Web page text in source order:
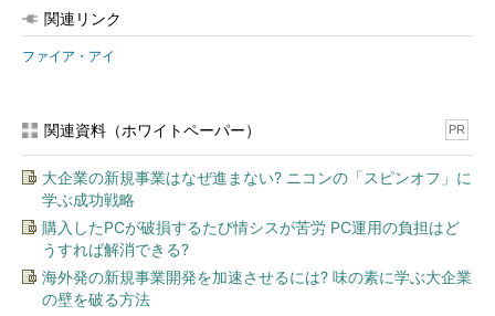
関連リンク
ファイア・アイ
関連資料（ホワイトペーパー） PR
大企業の新規事業はなぜ進まない? ニコンの「スピンオフ」に
学ぶ成功戦略
購入したPCが破損するたび情シスが苦労 PC運用の負担はど
うすれば解消できる?
海外発の新規事業開発を加速させるには? 味の素に学ぶ大企業
の壁を破る方法